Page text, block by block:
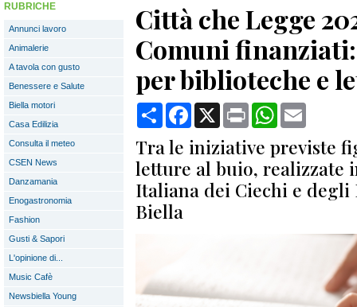
RUBRICHE
Annunci lavoro
Animalerie
A tavola con gusto
Benessere e Salute
Biella motori
Casa Edilizia
Consulta il meteo
CSEN News
Danzamania
Enogastronomia
Fashion
Gusti & Sapori
L'opinione di...
Music Cafè
Newsbiella Young
Città che Legge
Comuni
per biblioteche e
CondividiFacebook
X Print WhatsApp
Tra le iniziative previste
letture al buio, realizzate
Italiana dei Ciechi e
Biella